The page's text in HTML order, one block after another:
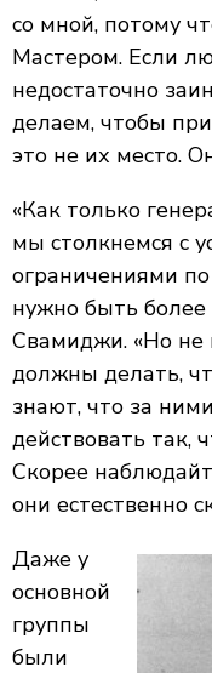
со мной, потому
Мастером. Если
недостаточно
делаем, чтобы
это не их место.
«Как только
мы столкнемся с
ограничениями
нужно быть
Свамиджи. «Но не
должны делать,
знают, что за
действовать так,
Скорее
они естественно
Даже у
основной
группы
были